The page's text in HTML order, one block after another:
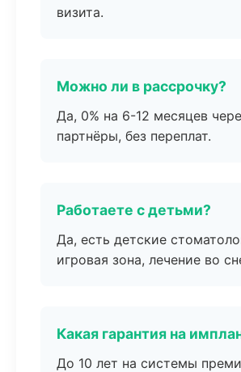
визита.
Можно ли в рассрочку?
Да, 0% на 6-12 месяцев
партнёры, без переплат.
Работаете с детьми?
Да, есть детские
игровая зона, лечение во
Какая гарантия на
До 10 лет на системы